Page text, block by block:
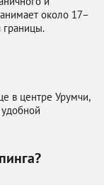
около 17–
границы.
в центре Урумчи,